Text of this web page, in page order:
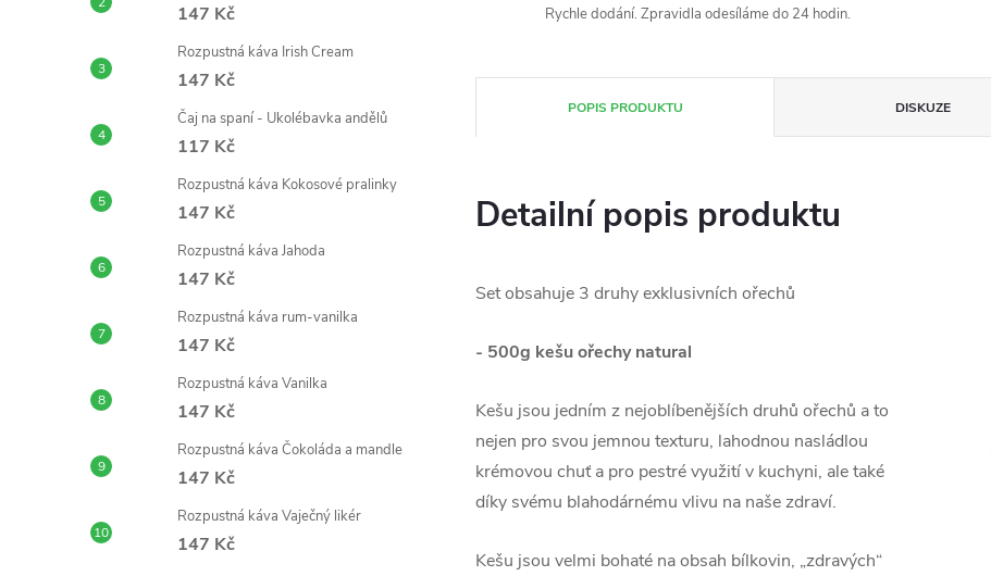
147 Kč
Rozpustná káva Irish Cream
147 Kč
Čaj na spaní - Ukolébavka andělů
117 Kč
Rozpustná káva Kokosové pralinky
147 Kč
Rozpustná káva Jahoda
147 Kč
Rozpustná káva rum-vanilka
147 Kč
Rozpustná káva Vanilka
147 Kč
Rozpustná káva Čokoláda a mandle
147 Kč
Rozpustná káva Vaječný likér
147 Kč
Rychle dodání. Zpravidla odesíláme do 24 hodin.
POPIS PRODUKTU DISKUZE
Detailní popis produktu
Set obsahuje 3 druhy exklusivních ořechů
- 500g kešu ořechy natural
Kešu jsou jedním z nejoblíbenějších druhů ořechů a to
nejen pro svou jemnou texturu, lahodnou nasládlou
krémovou chuť a pro pestré využití v kuchyni, ale také
díky svému blahodárnému vlivu na naše zdraví.
Kešu jsou velmi bohaté na obsah bílkovin, „zdravých“